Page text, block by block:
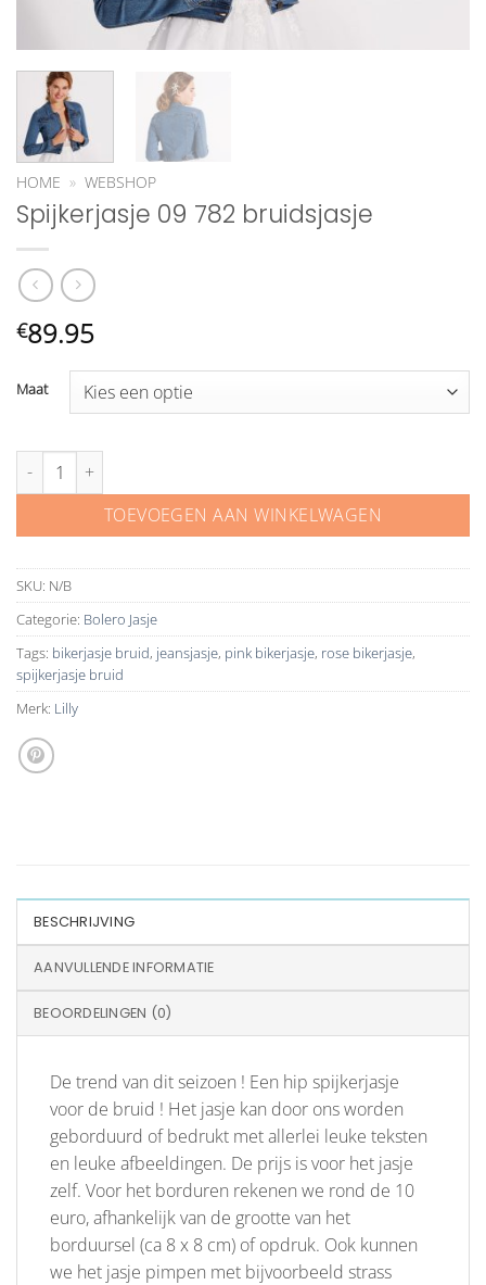
HOME » WEBSHOP
Spijkerjasje 09 782 bruidsjasje
€89.95
Maat
Spijkerjasje 09 782 bruidsjasje aantal
TOEVOEGEN AAN WINKELWAGEN
SKU: N/B
Categorie: Bolero Jasje
Tags: bikerjasje bruid, jeansjasje, pink bikerjasje, rose bikerjasje,
spijkerjasje bruid
Merk: Lilly
BESCHRIJVING
AANVULLENDE INFORMATIE
BEOORDELINGEN (0)
De trend van dit seizoen ! Een hip spijkerjasje
voor de bruid ! Het jasje kan door ons worden
geborduurd of bedrukt met allerlei leuke teksten
en leuke afbeeldingen. De prijs is voor het jasje
zelf. Voor het borduren rekenen we rond de 10
euro, afhankelijk van de grootte van het
borduursel (ca 8 x 8 cm) of opdruk. Ook kunnen
we het jasje pimpen met bijvoorbeeld strass